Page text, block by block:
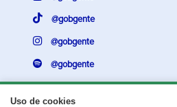
Uso de cookies
@gobgente
@gobgente
@gobgente